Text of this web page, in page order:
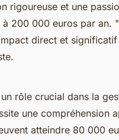
rigoureuse et une
200 000 euros par an.
direct et
rôle crucial dans la
une compréhension
atteindre 80 000